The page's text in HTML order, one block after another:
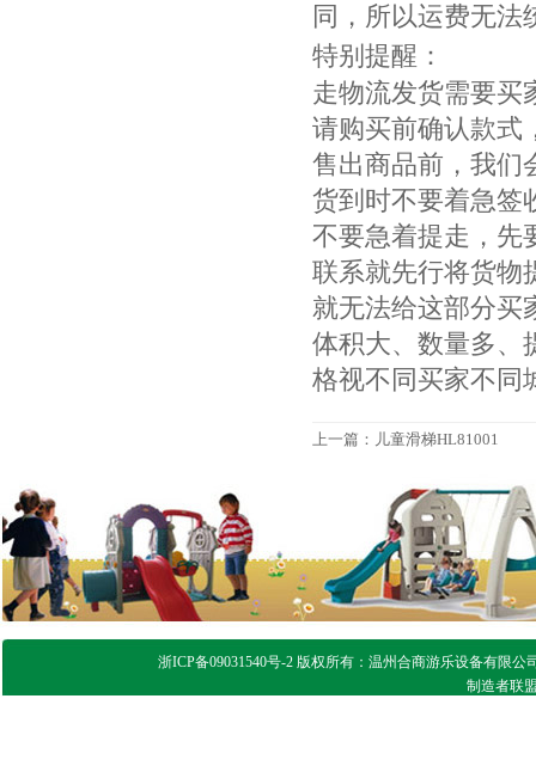
同，所以运费无法
特别提醒：
走物流发货需要买
请购买前确认款式
售出商品前，我们
货到时不要着急签
不要急着提走，先
联系就先行将货物
就无法给这部分买
体积大、数量多、
格视不同买家不同
上一篇： 儿童滑梯HL81001
浙ICP备09031540号-2 版权所有：温州合商游乐设备有限
制造者联